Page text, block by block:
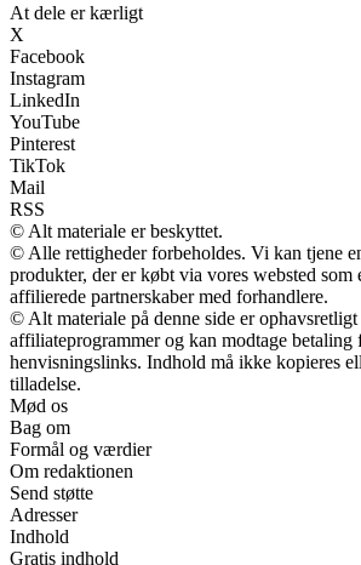
At dele er kærligt
X
Facebook
Instagram
LinkedIn
YouTube
Pinterest
TikTok
Mail
RSS
© Alt materiale er beskyttet.
© Alle rettigheder forbeholdes. Vi kan tjene
produkter, der er købt via vores websted som
affilierede partnerskaber med forhandlere.
© Alt materiale på denne side er
affiliateprogrammer og kan modtage betaling
henvisningslinks. Indhold må ikke kopieres
tilladelse.
Mød os
Bag om
Formål og værdier
Om redaktionen
Send støtte
Adresser
Indhold
Gratis indhold